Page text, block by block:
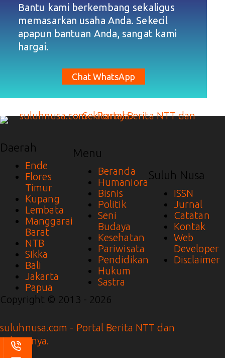
Bantu kami berkembang sekaligus
memasarkan usaha Anda. Sekecil
apapun bantuan Anda, sangat kami
hargai.
Chat WhatsApp
Daerah
Ende
Flores
Timur
Kupang
Lembata
Manggarai
Barat
NTB
Sikka
Bali
Jakarta
Papua
Menu
Beranda
Humaniora
Bisnis
Politik
Seni
Budaya
Kesehatan
Pariwisata
Pendidikan
Hukum
Sastra
Suluh Nusa
ISSN
Jurnal
Catatan
Kontak
Web
Developer
Disclaimer
Copyright © 2013 - 2026
suluhnusa.com - Portal Berita NTT dan
Sekitarnya.